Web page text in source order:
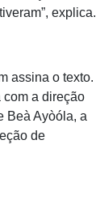
explica.
assina o texto.
com a direção
Beà Ayòóla, a
de